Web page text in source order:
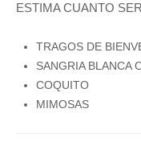
ESTIMA CUANTO
TRAGOS DE
SANGRIA BLANCA
COQUITO
MIMOSAS